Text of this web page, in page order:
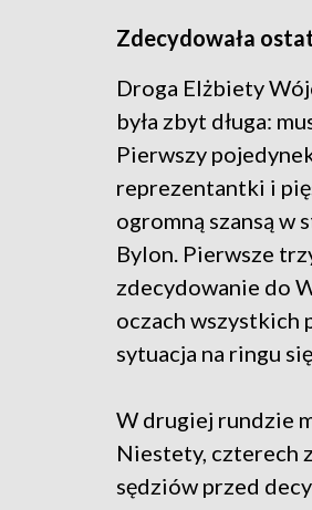
Zdecydowała
Droga Elżbiety
była zbyt długa:
Pierwszy
reprezentantki i
ogromną szansą w
Bylon. Pierwsze
zdecydowanie do
oczach wszystkich
sytuacja na ringu
W drugiej rundzie
Niestety, czterech
sędziów przed